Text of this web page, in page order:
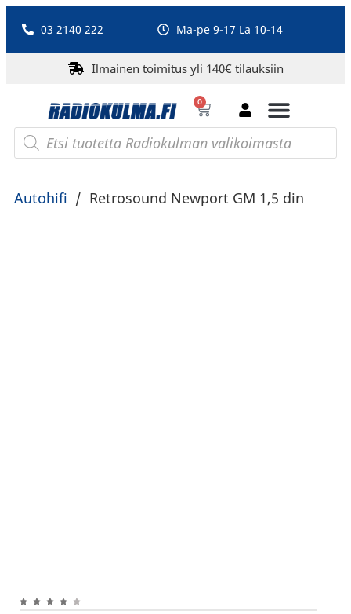
03 2140 222 Ma-pe 9-17 La 10-14
Ilmainen toimitus yli 140€ tilauksiin
0
Autohifi / Retrosound Newport GM 1,5 din